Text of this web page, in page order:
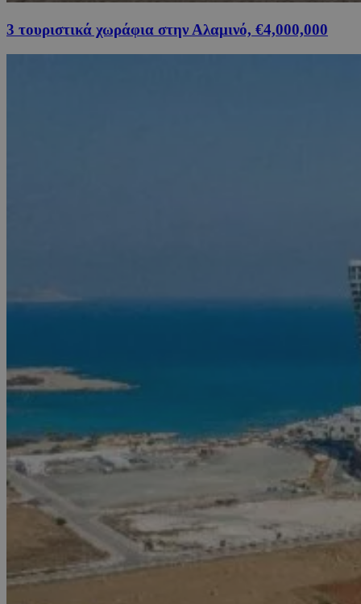
3 τουριστικά χωράφια στην Αλαμινό, €4,000,000